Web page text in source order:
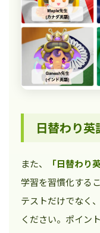
日替わり英
また、 「日替わり
学習を習慣化する
テストだけでなく
ください。ポイン